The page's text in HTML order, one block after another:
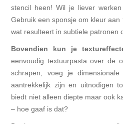
stencil heen! Wil je liever
Gebruik een sponsje om kleur
wat resulteert in subtiele patronen
Bovendien kun je
eenvoudig textuurpasta over de
schrapen, voeg je
aantrekkelijk zijn en uitnodigen
biedt niet alleen diepte maar ook
– hoe gaaf is dat?